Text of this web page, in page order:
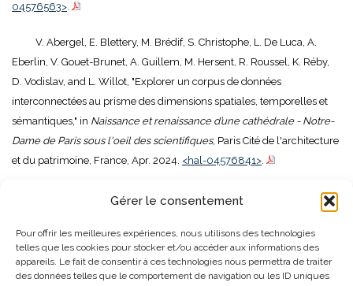
Gérer le consentement
Pour offrir les meilleures expériences, nous utilisons des technologies
telles que les cookies pour stocker et/ou accéder aux informations des
appareils. Le fait de consentir à ces technologies nous permettra de traiter
des données telles que le comportement de navigation ou les ID uniques
04576563>.
V. Abergel, E. Blettery, M. Brédif, S. Christophe, L. De Luca, A.
Eberlin, V. Gouet-Brunet, A. Guillem, M. Hersent, R. Roussel, K. Réby,
D. Vodislav, and L. Willot, "Explorer un corpus de données
interconnectées au prisme des dimensions spatiales, temporelles et
sémantiques," in Naissance et renaissance d’une cathédrale - Notre-
Dame de Paris sous l'oeil des scientifiques, Paris Cité de l'architecture
et du patrimoine, France, Apr. 2024. <hal-04576841>.
V. Abergel, P. Arese, F. Comte, I. Dudek, A. Guillem, A. Gros, and K.
Réby, "Des données numériques aux connaissances pluridisciplinaires
: enjeux de documentation et de formalisation," inNaissance et
renaissance d’une cathédrale - Notre-Dame de Paris sous l'oeil des
scientifiques , Paris, France, Apr. 2024. <hal-04576767>.